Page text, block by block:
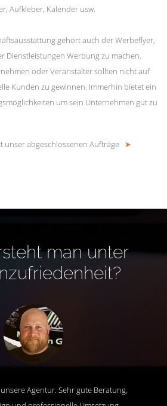
Aufkleber, Kalender usw.
gehört auch der Werbeflyer,
Dienstleistungen Werbung zu machen.
oder Veranstalter sollten nicht auf
Kunden zu gewinnen. Immerhin bietet ein
um sein Unternehmen gut zu
unser abgeschlossenen Aufträge ➤
man unter
Agentur. Sehr gute Beratung,